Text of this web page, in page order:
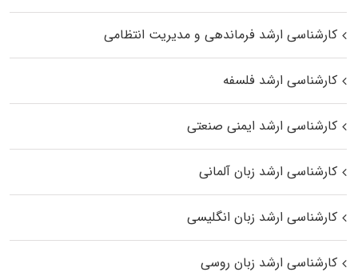
کارشناسی ارشد فرماندهی و مدیریت انتظامی
کارشناسی ارشد فلسفه
کارشناسی ارشد ایمنی صنعتی
کارشناسی ارشد زبان آلمانی
کارشناسی ارشد زبان انگلیسی
کارشناسی ارشد زبان روسی